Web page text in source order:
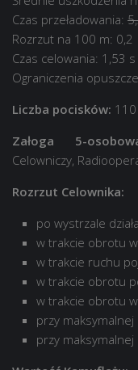
Czas przeładowania:
Rozrzut na 100 m: 0,2
Czas celowania: 1,53 s
Ograniczenia
Liczba pocisków: 110
Załoga 5-
Celowniczy,
Rozrzut Celownika:
po wystrzale
w trakcie obrotu
w trakcie ruchu
w trakcie obrotu
w trakcie obrotu
przy
przy